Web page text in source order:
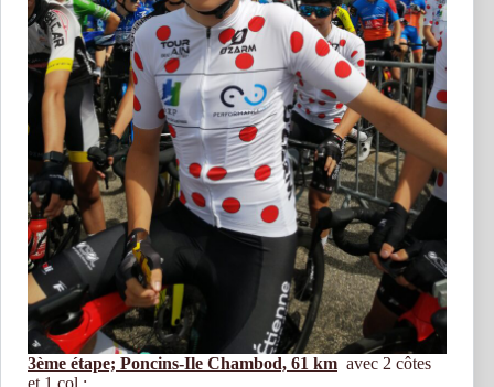
3ème étape; Poncins-Ile Chambod, 61 km avec 2 côtes
et 1 col :